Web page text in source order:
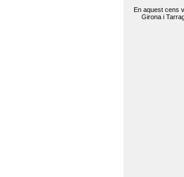
En aquest cens
Girona i